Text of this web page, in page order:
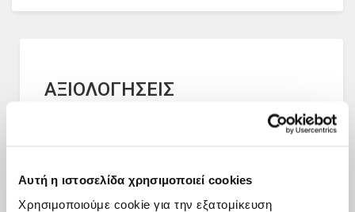
Αυτή η ιστοσελίδα χρησιμοποιεί cookies
Χρησιμοποιούμε cookie για την εξατομίκευση
ΑΞΙΟΛΟΓΗΣΕΙΣ
Δες πρόσφατες αξιολογήσεις από άλλους χρήστες